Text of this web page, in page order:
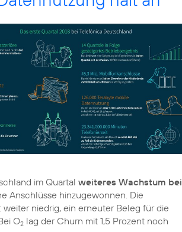
im Quartal weiteres Wachstum bei
Anschlüsse hinzugewonnen. Die
niedrig, ein erneuter Beleg für die
O2 lag der Churn mit 1,5 Prozent noch